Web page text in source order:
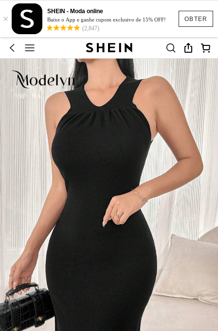
OBTER
×
SHEIN - Moda online
Baixe o App e ganhe cupom exclusivo de 15% OFF!
(2,847)